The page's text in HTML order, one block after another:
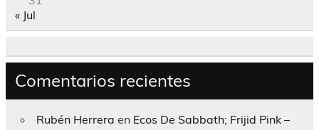
« Jul
Comentarios recientes
Rubén Herrera en Ecos De Sabbath; Frijid Pink –